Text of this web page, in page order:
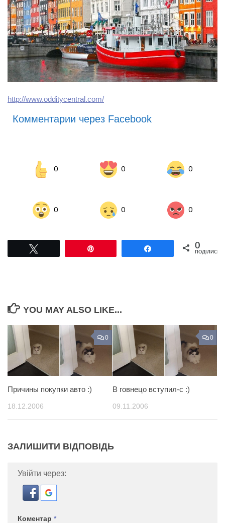
http://www.odditycentral.com/
Комментарии через Facebook
0 0 0
0 0 0
Поділитися0
ПОДІЛИСЬ
YOU MAY ALSO LIKE...
0
Причины покупки авто :)
18.12.2006
0
В говнецо вступил-с :)
09.11.2006
ЗАЛИШИТИ ВІДПОВІДЬ
Увійти через:
Коментар *